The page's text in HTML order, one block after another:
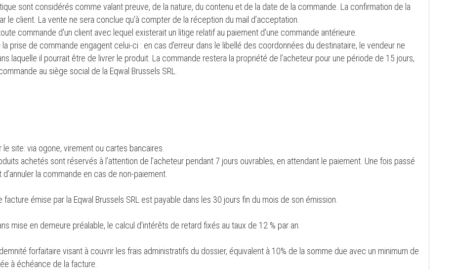
sont considérés comme valant preuve, de la nature, du contenu et de la date de la commande. La confirmation de la
le client. La vente ne sera conclue qu'à compter de la réception du mail d’acceptation.
commande d'un client avec lequel existerait un litige relatif au paiement d'une commande antérieure.
prise de commande engagent celui-ci : en cas d'erreur dans le libellé des coordonnées du destinataire, le vendeur ne
laquelle il pourrait être de livrer le produit. La commande restera la propriété de l’acheteur pour une période de 15 jours,
au siège social de la Eqwal Brussels SRL.
site: via ogone, virement ou cartes bancaires.
achetés sont réservés à l’attention de l’acheteur pendant 7 jours ouvrables, en attendant le paiement. Une fois passé
la commande en cas de non-paiement.
émise par la Eqwal Brussels SRL est payable dans les 30 jours fin du mois de son émission.
mise en demeure préalable, le calcul d'intérêts de retard fixés au taux de 12 % par an.
forfaitaire visant à couvrir les frais administratifs du dossier, équivalent à 10% de la somme due avec un minimum de
à échéance de la facture.